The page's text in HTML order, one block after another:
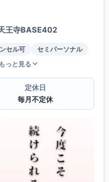
王寺BASE402
セル可
セミパーソナル
もっと見る
定休日
毎月不定休